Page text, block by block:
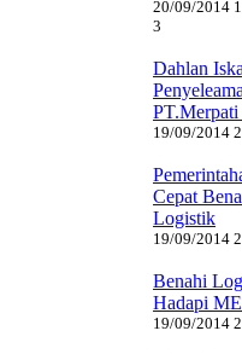
20/09/2014
3
Dahlan
19/09/2014
Cepat
Logistik
19/09/2014
Benahi
Hadapi
19/09/2014